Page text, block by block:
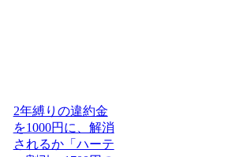
2年縛りの違約金
を1000円に、解消
されるか「ハーテ